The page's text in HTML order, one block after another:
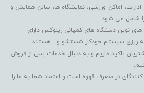
ادارات، اماکن ورزشی، نمایشگاه ها، سالن همایش و
را شامل می شود.
نوین دستگاه های کمپانی زیلوکس دارای
ریزی سیستم خودکار شستشو و... هستند.
تاکید داریم و به دنبال خدمات پس از فروش
در مصرف قهوه است و اعتماد شما به ما را